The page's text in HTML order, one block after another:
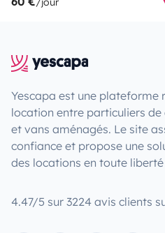
Yescapa est une plateforme
location entre particuliers
et vans aménagés. Le site
confiance et propose une
des locations en toute
4.47/5 sur 3224 avis clients